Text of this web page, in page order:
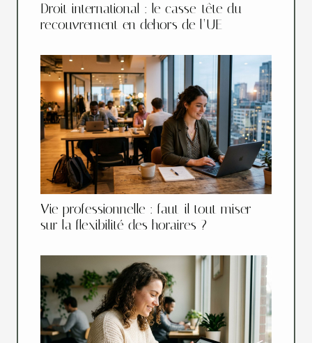
Droit international : le casse-tête du
recouvrement en dehors de l’UE
Vie professionnelle : faut-il tout miser
sur la flexibilité des horaires ?